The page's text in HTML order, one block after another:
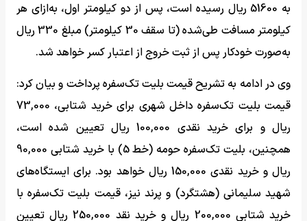
به 51600 ریال رسیده است، پس از دو کیلومتر اول، به‌ازای هر
کیلومتر مسافت طی‌شده (تا سقف 30 کیلومتر) مبلغ 330 ریال
به‌صورت خودکار پس از ثبت خروج از اعتبار کسر خواهد شد.
وی در ادامه به تشریح قیمت بلیت تک‌سفره پرداخت و بیان کرد:
قیمت بلیت تک‌سفره داخل شهری برای خرید شتابی، 73,000
ریال و برای خرید نقدی 100,000 ریال تعیین شده است،
همچنین، بلیت تک‌سفره حومه (خط 5) با خرید شتابی 90,000
ریال و خرید نقدی 150,000 ریال خواهد بود. برای ایستگاه‌های
شهید سلیمانی (هشتگرد) و پرند نیز، قیمت بلیت تک‌سفره با
خرید شتابی 200,000 ریال و خرید نقد 250,000 ریال تعیین